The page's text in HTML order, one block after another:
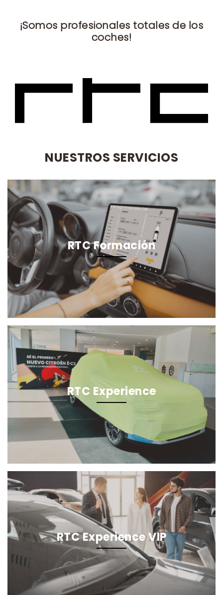
¡Somos profesionales totales de los
coches!
NUESTROS SERVICIOS
RTC Formación
RTC Experience
RTC Experience VIP